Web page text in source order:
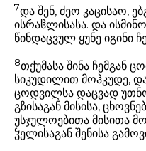
7და შენ, ძეო კაცისაო,
ისრაჱლისასა. და
წინდაცვულ ყუნე იგინი
8თქუმასა შინა ჩემგან
სიკუდილით მოჰკუდე,
ცოდვილსა დაცვად
გზისაგან მისისა,
უსჯულოებითა მისითა
ჴელისაგან შენისა